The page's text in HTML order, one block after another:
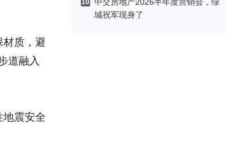
10
城祝军现身了
材质，避
道融入
地震安全